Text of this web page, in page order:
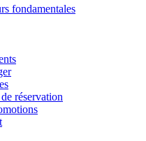
fondamentales
réservation